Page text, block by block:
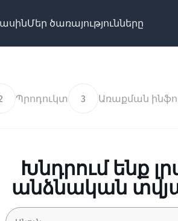
Մեր ծառայությունները
Պրոդուկտ 3 Առաքման
Խնդրում ենք
անձնական